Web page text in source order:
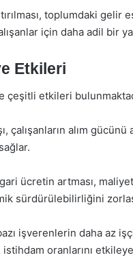
toplumdaki gelir
için daha adil bir
Etkileri
çeşitli etkileri
çalışanların alım
ücretin artması,
sürdürülebilirliğini
işverenlerin daha az
oranlarını